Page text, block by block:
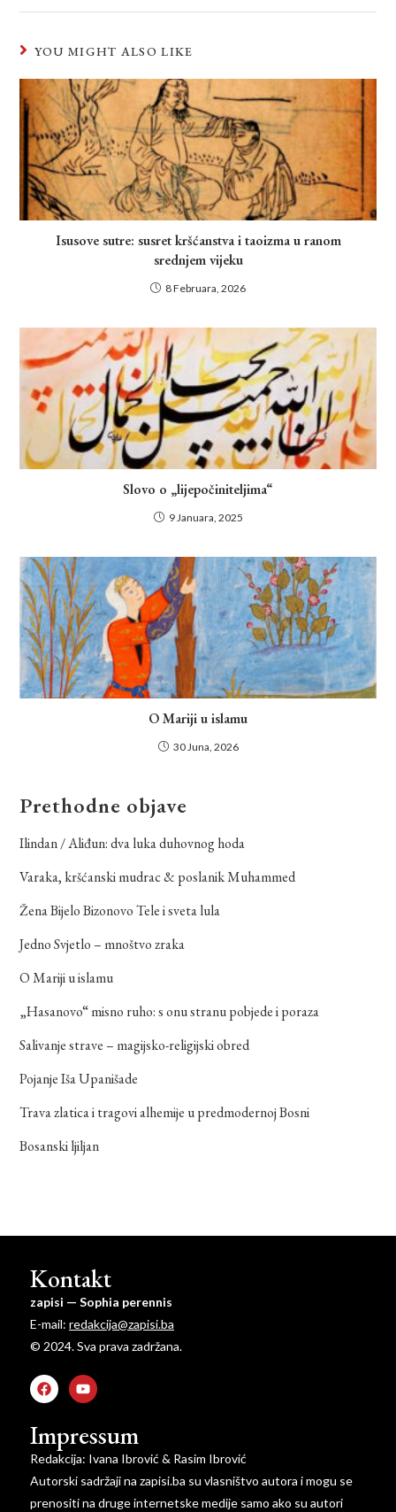
YOU MIGHT ALSO LIKE
Isusove sutre: susret kršćanstva i taoizma u ranom
srednjem vijeku
8 Februara, 2026
Slovo o „lijepočiniteljima“
9 Januara, 2025
O Mariji u islamu
30 Juna, 2026
Prethodne objave
Ilindan / Aliđun: dva luka duhovnog hoda
Varaka, kršćanski mudrac & poslanik Muhammed
Žena Bijelo Bizonovo Tele i sveta lula
Jedno Svjetlo – mnoštvo zraka
O Mariji u islamu
„Hasanovo“ misno ruho: s onu stranu pobjede i poraza
Salivanje strave – magijsko-religijski obred
Pojanje Iša Upanišade
Trava zlatica i tragovi alhemije u predmodernoj Bosni
Bosanski ljiljan
Kontakt
zapisi — Sophia perennis
E-mail: redakcija@zapisi.ba
© 2024. Sva prava zadržana.
Impressum
Redakcija: Ivana Ibrović & Rasim Ibrović
Autorski sadržaji na zapisi.ba su vlasništvo autora i mogu se
prenositi na druge internetske medije samo ako su autori